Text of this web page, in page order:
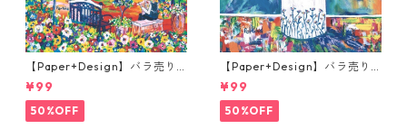
【Paper+Design】バラ売り2
枚 ランチサイズ ペーパーナプ
キン Portchie Art Reading i
n the Garden イエロー
¥99
50%OFF
【Paper+Design】バラ売り2
枚 ランチサイズ ペーパーナプ
キン Portchie Art Mixed flo
wers in a white vase ホワイ
ト
¥99
50%OFF